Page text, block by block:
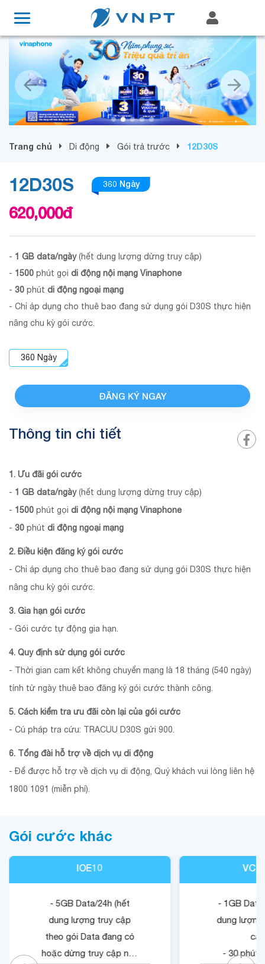
Trang chủ Di động Gói trả trước 12D30S
12D30S 360 Ngày
620,000đ
- 1 GB data/ngày(hết dung lượng dừng truy cập)
- 1500 phút gọi di động nội mạng Vinaphone
- 30 phút di động ngoại mạng
- Chỉ áp dụng cho thuê bao đang sử dụng gói D30S thực hiện
nâng chu kỳ gói cước.
360 Ngày
ĐĂNG KÝ NGAY
Thông tin chi tiết
1. Ưu đãi gói cước
- 1 GB data/ngày(hết dung lượng dừng truy cập)
- 1500 phút gọi di động nội mạng Vinaphone
- 30 phút di động ngoại mạng
2. Điều kiện đăng ký gói cước
- Chỉ áp dụng cho thuê bao đang sử dụng gói D30S thực hiện
nâng chu kỳ gói cước.
3. Gia hạn gói cước
- Gói cước tự động gia hạn.
4. Quy định sử dụng gói cước
- Thời gian cam kết không chuyển mạng là 18 tháng (540 ngày)
tính từ ngày thuê bao đăng ký gói cước thành công.
5. Cách kiểm tra ưu đãi còn lại của gói cước
- Cú pháp tra cứu: TRACUU D30S gửi 900.
6. Tổng đài hỗ trợ về dịch vụ di động
- Để được hỗ trợ về dịch vụ di động, Quý khách vui lòng liên hệ
1800 1091 (miễn phí).
Gói cước khác
IOE10
- 5GB Data/24h (hết
dung lượng truy cập
theo gói Data đang có
hoặc dừng truy cập nếu
- 1GB
dung
- 30 phút